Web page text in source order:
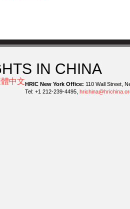
IN CHINA
中文HRIC New York Office: 110 Wall Street,
Tel: +1 212-239-4495,